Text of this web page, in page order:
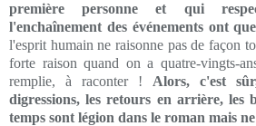
première personne et qui
l'enchaînement des événements ont
l'esprit humain ne raisonne pas de façon
forte raison quand on a quatre-vingts-
remplie, à raconter ! Alors, c'est
digressions, les retours en arrière, les
temps sont légion dans le roman mais